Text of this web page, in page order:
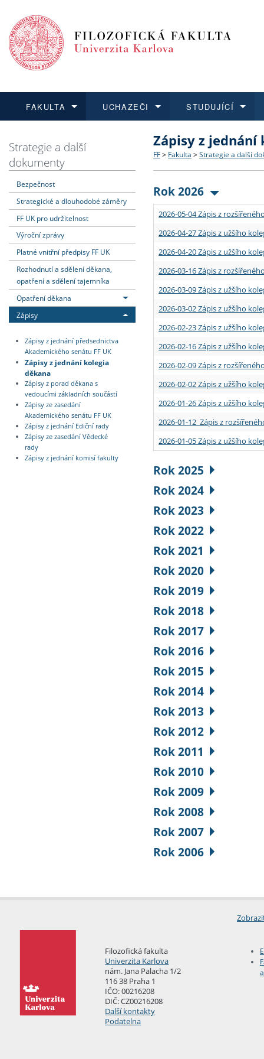
FAKULTA
Dozvědět se více
Struktura a historie
Strategie a další
Podpora a benefity pro
Absolventi fakulty
UCHAZEČI
Podat přihlášku
Co studovat a jak se
Učitelské studijní
Informace k průběhu
STUDUJÍCÍ
Dozvědět se více
Bakalářské a magisterské
Doktorské studium
Rigorózní řízení
Dozvědět se více
O vědě a výzkumu na FF
Akademické kvalifikace
Granty a projekty
Dozvědět se více
Aktuální nabídky a
Vyjíždějící studenti
Přijíždějící studenti
Vyjíždějící zaměstnanci
Strategie a další
dokumenty
Bezpečnost
Strategické a dlouhodobé záměry
FF UK pro udržitelnost
Výroční zprávy
Platné vnitřní předpisy FF UK
Rozhodnutí a sdělení děkana,
opatření a sdělení tajemníka
Opatření děkana
Zápisy
Zápisy z jednání předsednictva
Akademického senátu FF UK
Zápisy z jednání kolegia
děkana
Zápisy z porad děkana s
vedoucími základních součástí
Zápisy ze zasedání
Akademického senátu FF UK
Zápisy z jednání Ediční rady
Zápisy ze zasedání Vědecké
rady
Zápisy z jednání komisí fakulty
Zápisy z jednání
FF > Fakulta > Strategie a další
Rok 2026
2026-05-04 Zápis z
2026-04-27 Zápis z užšího
2026-04-20 Zápis z užšího
2026-03-16 Zápis z
2026-03-09 Zápis z užšího
2026-03-02 Zápis z užšího
2026-02-23 Zápis z užšího
2026-02-16 Zápis z užšího
2026-02-09 Zápis z
2026-02-02 Zápis z užšího
2026-01-26 Zápis z užšího
2026-01-12 Zápis z
2026-01-05 Zápis z užšího
Rok 2025
Rok 2024
Rok 2023
Rok 2022
Rok 2021
Rok 2020
Rok 2019
Rok 2018
Rok 2017
Rok 2016
Rok 2015
Rok 2014
Rok 2013
Rok 2012
Rok 2011
Rok 2010
Rok 2009
Rok 2008
Rok 2007
Rok 2006
Filozofická fakulta
Univerzita Karlova
nám. Jana Palacha 1/2
116 38 Praha 1
IČO: 00216208
DIČ: CZ00216208
Další kontakty
Podatelna